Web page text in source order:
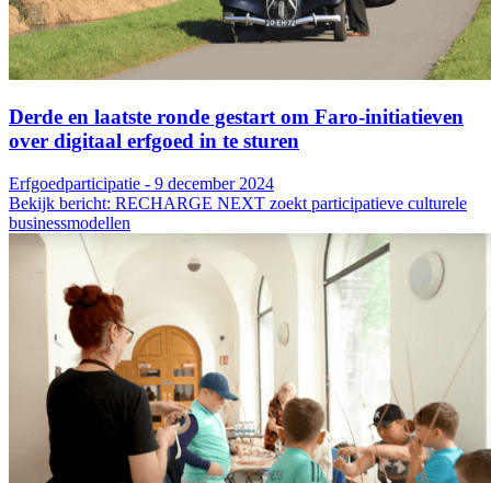
Derde en laatste ronde gestart om Faro-initiatieven
over digitaal erfgoed in te sturen
Erfgoedparticipatie - 9 december 2024
Bekijk bericht: RECHARGE NEXT zoekt participatieve culturele
businessmodellen